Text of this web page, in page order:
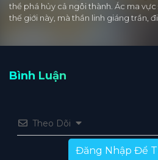
thể phá hủy cả ngôi thành. Ác ma
thế giới này, mà thần linh giáng trần, đi
Bình Luận
Theo Dõi
Đăng Nhập Để